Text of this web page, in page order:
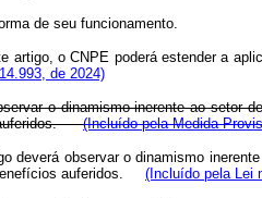
de seu funcionamento.
artigo, o CNPE poderá estender a
de 2024)
o dinamismo inerente ao setor
auferidos.(Incluído pela Medida
deverá observar o dinamismo
auferidos. (Incluído pela Lei